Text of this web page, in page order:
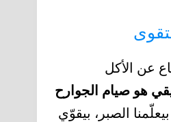
عن الأكل
هو صيام الجوارح
الصبر، بيقوّي